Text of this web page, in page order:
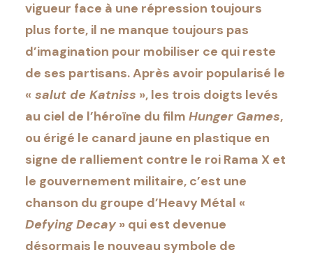
vigueur face à une répression toujours
plus forte, il ne manque toujours pas
d’imagination pour mobiliser ce qui reste
de ses partisans. Après avoir popularisé le
« salut de Katniss », les trois doigts levés
au ciel de l’héroïne du film Hunger Games,
ou érigé le canard jaune en plastique en
signe de ralliement contre le roi Rama X et
le gouvernement militaire, c’est une
chanson du groupe d’Heavy Métal «
Defying Decay » qui est devenue
désormais le nouveau symbole de